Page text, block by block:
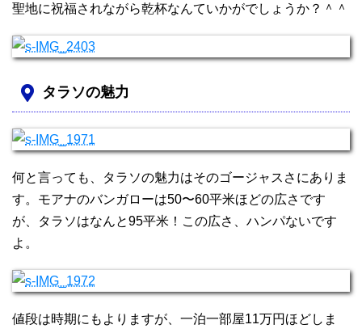
聖地に祝福されながら乾杯なんていかがでしょうか？＾＾
タラソの魅力
何と言っても、タラソの魅力はそのゴージャスさにありま
す。モアナのバンガローは50〜60平米ほどの広さです
が、タラソはなんと95平米！この広さ、ハンパないです
よ。
値段は時期にもよりますが、一泊一部屋11万円ほどしま